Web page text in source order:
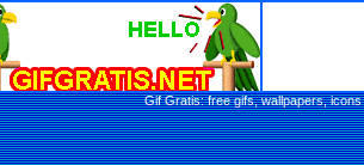
Gif Gratis: free gifs, wallpapers,